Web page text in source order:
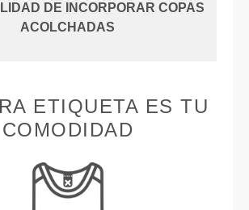
DE INCORPORAR COPAS
ACOLCHADAS
ETIQUETA ES TU
COMODIDAD